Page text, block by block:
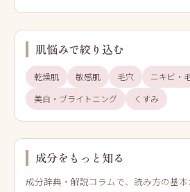
肌悩みで絞り込む
乾燥肌 敏感肌 毛穴
ニキビ・
美白・ブライトニング
くすみ
成分をもっと知る
成分辞典・解説コラムで、読み方の基本